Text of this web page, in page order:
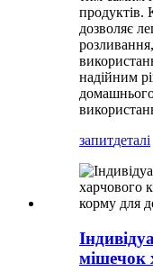
продуктів.
дозволяє
надійним
запитдеталі
мішечок